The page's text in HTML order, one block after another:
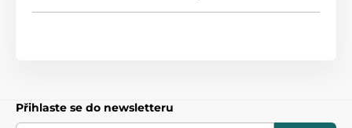
Nočníky a sedátka 45
Přihlaste se do newsletteru